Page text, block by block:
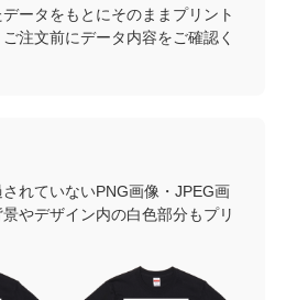
ータをもとにそのままプリント
注文前にデータ内容をご確認く
されていないPNG画像・JPEG画
やデザイン内の白色部分もプリ